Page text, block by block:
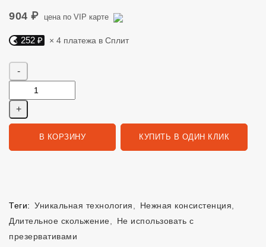
904 ₽ цена по VIP карте
Яндекс Сплит. 252 руб, 4 платежа в Сплит
252 ₽ × 4 платежа в Сплит
В КОРЗИНУ КУПИТЬ В ОДИН КЛИК
Теги: Уникальная технология Нежная консистенция
Длительное скольжение
Не использовать с
презервативами